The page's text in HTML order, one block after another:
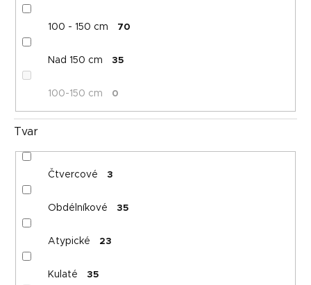
100 - 150 cm 70
Nad 150 cm 35
100-150 cm 0
Tvar
Čtvercové 3
Obdélníkové 35
Atypické 23
Kulaté 35